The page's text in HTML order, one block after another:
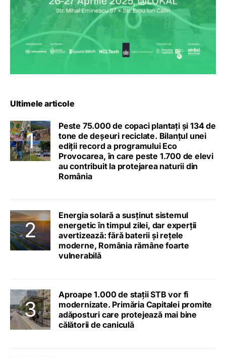
Ultimele articole
Peste 75.000 de copaci plantați și 134 de
tone de deșeuri reciclate. Bilanțul unei
ediții record a programului Eco
Provocarea, în care peste 1.700 de elevi
au contribuit la protejarea naturii din
România
Energia solară a susținut sistemul
energetic în timpul zilei, dar experții
avertizează: fără baterii și rețele
moderne, România rămâne foarte
vulnerabilă
Aproape 1.000 de stații STB vor fi
modernizate. Primăria Capitalei promite
adăposturi care protejează mai bine
călătorii de caniculă